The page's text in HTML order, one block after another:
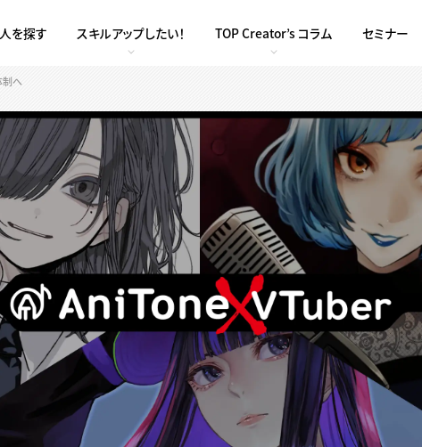
を探す スキルアップしたい！ TOP Creator’s コラム セミナー
制へ